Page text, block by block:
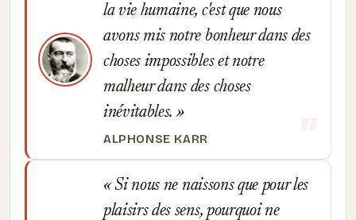
la vie humaine, c'est que nous
avons mis notre bonheur dans des
choses impossibles et notre
malheur dans des choses
inévitables.
ALPHONSE KARR
Si nous ne naissons que pour les
plaisirs des sens, pourquoi ne